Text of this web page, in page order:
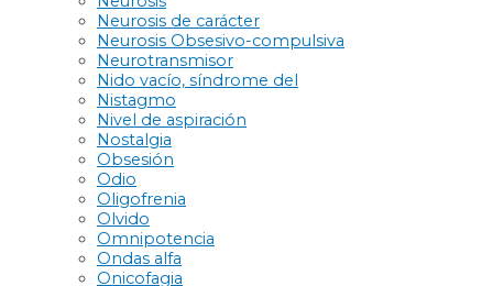
Neurosis de carácter
Neurosis Obsesivo-compulsiva
Neurotransmisor
Nido vacío, síndrome del
Nistagmo
Nivel de aspiración
Nostalgia
Obsesión
Odio
Oligofrenia
Olvido
Omnipotencia
Ondas alfa
Onicofagia